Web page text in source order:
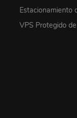
Estacionamiento
VPS Protegido